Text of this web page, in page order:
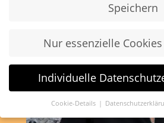
Speichern
Nur essenzielle
Individuelle
Cookie-Details